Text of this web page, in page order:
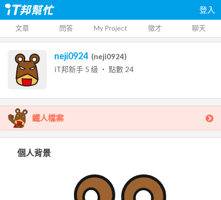
登入
文章 問答 My Project 徵才 聊天
neji0924 (neji0924)
iT邦新手 5 級 ‧ 點數 24
鐵人檔案
個人背景